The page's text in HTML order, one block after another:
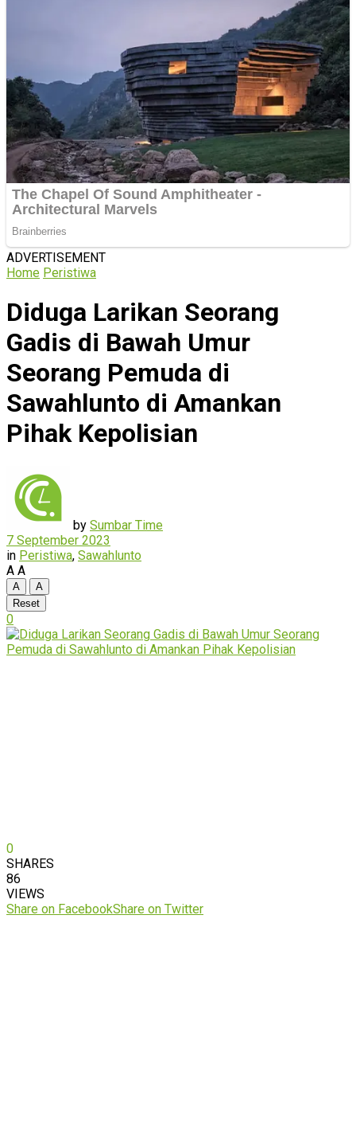
ADVERTISEMENT
Home Peristiwa
Diduga Larikan Seorang
Gadis di Bawah Umur
Seorang Pemuda di
Sawahlunto di Amankan
Pihak Kepolisian
by Sumbar Time
7 September 2023
in Peristiwa, Sawahlunto
A A
A
A
Reset
0
0
SHARES
86
VIEWS
Share on FacebookShare on Twitter